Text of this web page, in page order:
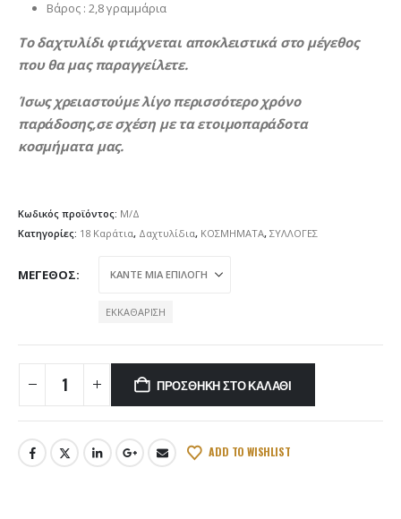
Βάρος : 2,8 γραμμάρια
Το δαχτυλίδι φτιάχνεται αποκλειστικά στο μέγεθος
που θα μας παραγγείλετε.
Ίσως χρειαστούμε λίγο περισσότερο χρόνο
παράδοσης,σε σχέση με τα ετοιμοπαράδοτα
κοσμήματα μας.
Κωδικός προϊόντος: Μ/Δ
Κατηγορίες: 18 Καράτια, Δαχτυλίδια, ΚΟΣΜΗΜΑΤΑ, ΣΥΛΛΟΓΕΣ
ΜΈΓΕΘΟΣ
ΕΚΚΑΘΆΡΙΣΗ
ΠΡΟΣΘΉΚΗ ΣΤΟ ΚΑΛΆΘΙ
ADD TO WISHLIST